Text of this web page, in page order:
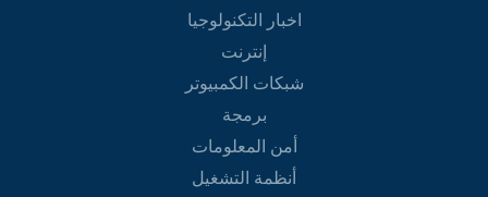
اخبار التكنولوجيا
إنترنت
شبكات الكمبيوتر
برمجة
أمن المعلومات
أنظمة التشغيل